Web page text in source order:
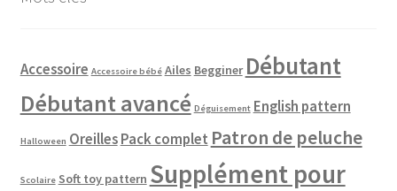
Accessoire Accessoire bébé Ailes Begginer Débutant
Débutant avancé Déguisement English pattern
Halloween Oreilles Pack complet Patron de peluche
Scolaire Soft toy pattern Supplément pour